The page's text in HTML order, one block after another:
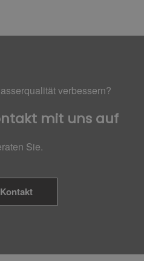
verbessern?
mit uns auf
Sie.
Kontakt